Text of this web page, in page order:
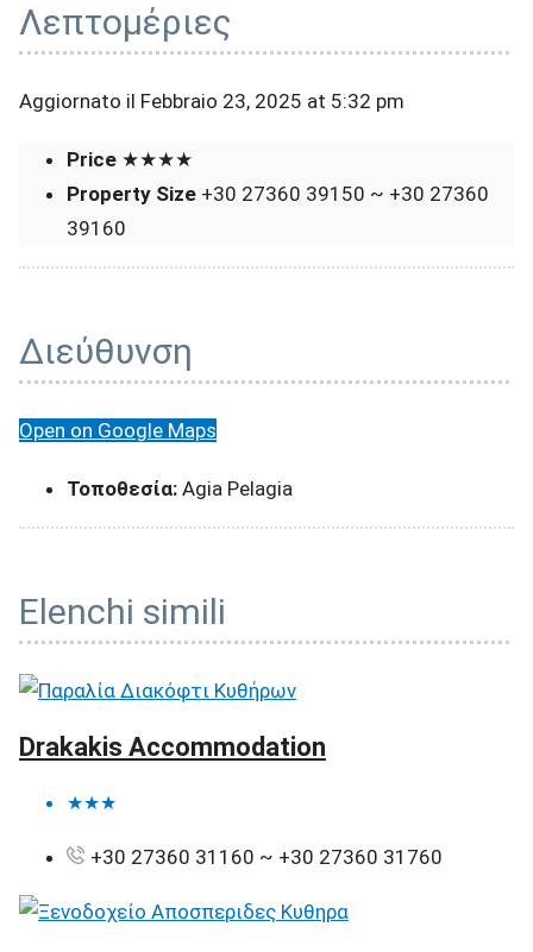
Λεπτομέριες
Aggiornato il Febbraio 23, 2025 at 5:32 pm
Price ★★★★
Property Size +30 27360 39150 ~ +30 27360
39160
Διεύθυνση
Open on Google Maps
Τοποθεσία: Agia Pelagia
Elenchi simili
Drakakis Accommodation
★★★
+30 27360 31160 ~ +30 27360 31760